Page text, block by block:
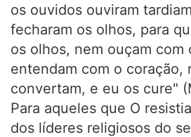
os ouvidos ouviram
fecharam os olhos, para
os olhos, nem ouçam com
entendam com o coração,
convertam, e eu os cure"
Para aqueles que O
dos líderes religiosos do